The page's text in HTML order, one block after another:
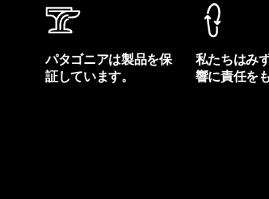
パタゴニアは製品を保
証しています。
私たちはみ
響に責任を